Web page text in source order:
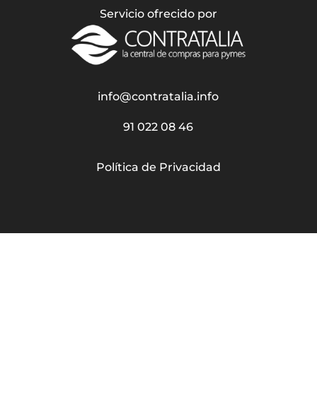
Servicio ofrecido por
info@contratalia.info
91 022 08 46
Política de Privacidad